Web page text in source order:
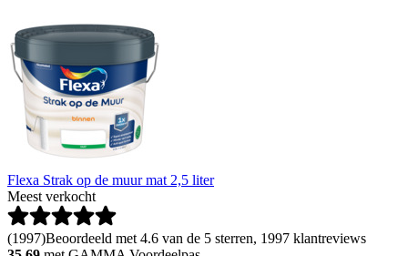
Flexa Strak op de muur mat 2,5 liter
Meest verkocht
(1997)Beoordeeld met 4.6 van de 5 sterren, 1997 klantreviews